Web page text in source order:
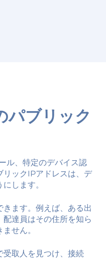
パブリック
ル、特定のデバイス認
リックIPアドレスは、デ
します。
ます。例えば、ある出
達員はその住所を知ら
せん。
受取人を見つけ、接続